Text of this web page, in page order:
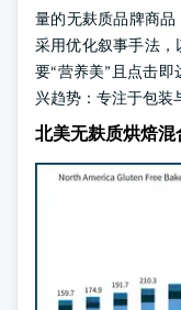
量的无麸质品牌商
采用优化叙事手法
要“营养美”且点击
兴趋势：专注于包装
北美无麸质烘焙